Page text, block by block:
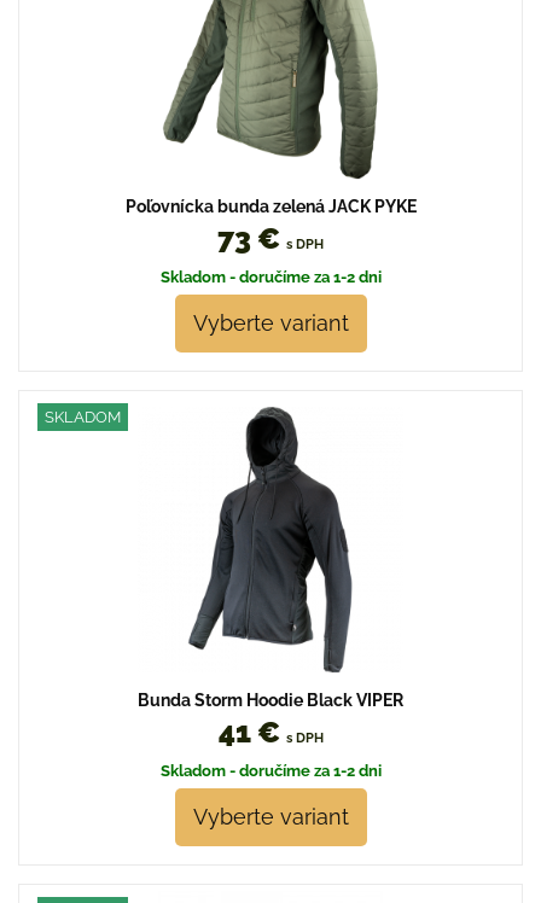
Poľovnícka bunda zelená JACK PYKE
73 € s DPH
Skladom - doručíme za 1-2 dni
Vyberte variant
SKLADOM
Bunda Storm Hoodie Black VIPER
41 € s DPH
Skladom - doručíme za 1-2 dni
Vyberte variant